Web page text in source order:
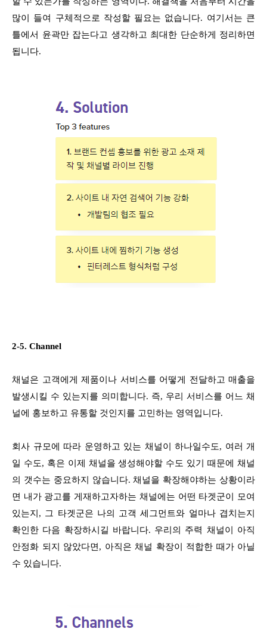
많이 들여 구체적으로 작성할 필요는 없습니다. 여기서는 큰
틀에서 윤곽만 잡는다고 생각하고 최대한 단순하게 정리하면
됩니다.
2-5. Channel
채널은 고객에게 제품이나 서비스를 어떻게 전달하고 매출을
발생시킬 수 있는지를 의미합니다. 즉, 우리 서비스를 어느 채
널에 홍보하고 유통할 것인지를 고민하는 영역입니다.
회사 규모에 따라 운영하고 있는 채널이 하나일수도, 여러 개
일 수도, 혹은 이제 채널을 생성해야할 수도 있기 때문에 채널
의 갯수는 중요하지 않습니다. 채널을 확장해야하는 상황이라
면 내가 광고를 게재하고자하는 채널에는 어떤 타겟군이 모여
있는지, 그 타겟군은 나의 고객 세그먼트와 얼마나 겹치는지
확인한 다음 확장하시길 바랍니다. 우리의 주력 채널이 아직
안정화 되지 않았다면, 아직은 채널 확장이 적합한 때가 아닐
수 있습니다.